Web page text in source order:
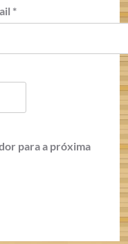
*
para a próxima